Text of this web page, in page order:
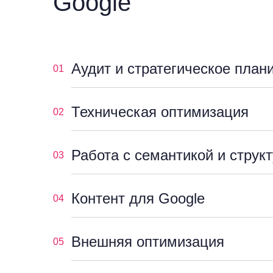
01 Аудит и стратегическое
02 Техническая оптимизация
03 Работа с семантикой и
04 Контент для Google
05 Внешняя оптимизация